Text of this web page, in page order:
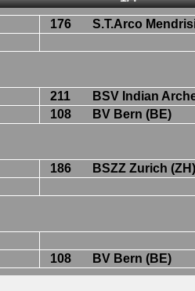
176 S.T.Arco
211
BSV Indian
108 BV Bern (BE)
186 BSZZ Zurich (ZH)
108 BV Bern (BE)